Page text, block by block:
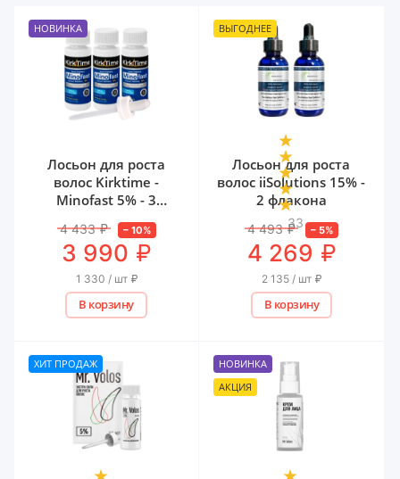
НОВИНКА
Лосьон для роста
волос Kirktime -
Minofast 5% - 3
4 433 ₽ – 10%
3 990 ₽
1 330 / шт ₽
В корзину
ВЫГОДНЕЕ
33
Лосьон для роста
волос iiSolutions 15% -
2 флакона
4 493 ₽ – 5%
4 269 ₽
2 135 / шт ₽
В корзину
ХИТ ПРОДАЖ
НОВИНКА
АКЦИЯ